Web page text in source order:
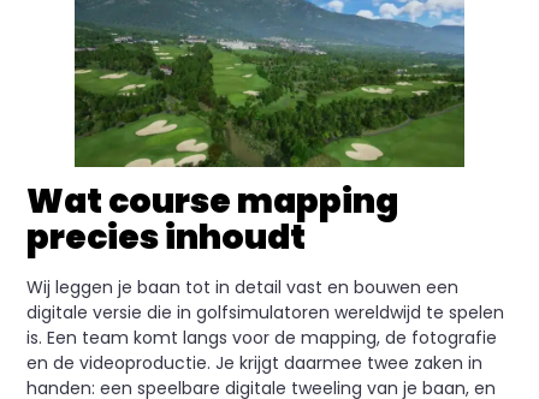
Wat course mapping
precies inhoudt
Wij leggen je baan tot in detail vast en bouwen een
digitale versie die in golfsimulatoren wereldwijd te spelen
is. Een team komt langs voor de mapping, de fotografie
en de videoproductie. Je krijgt daarmee twee zaken in
handen: een speelbare digitale tweeling van je baan, en